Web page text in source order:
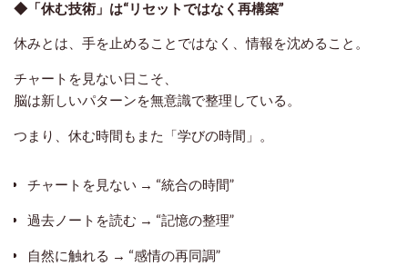
◆「休む技術」は“リセットではなく再構築”
休みとは、手を止めることではなく、情報を沈めること。
チャートを見ない日こそ、
脳は新しいパターンを無意識で整理している。
つまり、休む時間もまた「学びの時間」。
チャートを見ない → “統合の時間”
過去ノートを読む → “記憶の整理”
自然に触れる → “感情の再同調”